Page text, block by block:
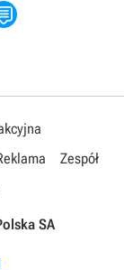
Zespół
SA